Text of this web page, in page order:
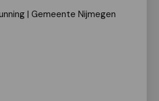
| Gemeente Nijmegen